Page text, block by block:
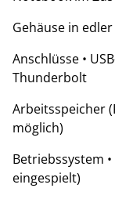
Gehäuse in
Anschlüsse •
Thunderbolt
Arbeitsspeicher
möglich)
Betriebssystem
eingespielt)